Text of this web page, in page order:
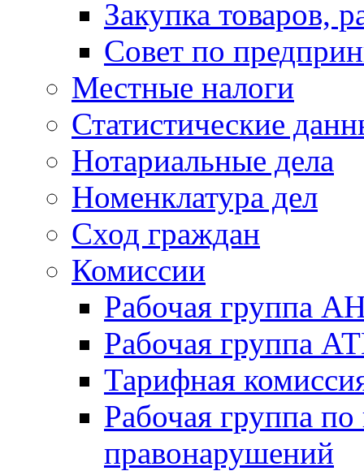
Закупка товаров,
Совет по
Местные налоги
Статистические
Нотариальные дела
Номенклатура дел
Сход граждан
Комиссии
Рабочая группа
Рабочая группа
Тарифная
Рабочая группа
правонарушений